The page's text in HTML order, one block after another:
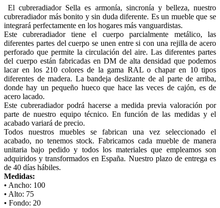
El cubreradiador Sella es armonía, sincronía y belleza, nuestro
cubreradiador más bonito y sin duda diferente. Es un mueble que se
integrará perfectamente en los hogares más vanguardistas.
Este cubreradiador tiene el cuerpo parcialmente metálico, las
diferentes partes del cuerpo se unen entre si con una rejilla de acero
perforado que permite la circulación del aire. Las diferentes partes
del cuerpo están fabricadas en DM de alta densidad que podemos
lacar en los 210 colores de la gama RAL o chapar en 10 tipos
diferentes de madera. La bandeja deslizante de al parte de arriba,
donde hay un pequeño hueco que hace las veces de cajón, es de
acero lacado.
Este cubreradiador podrá hacerse a medida previa valoración por
parte de nuestro equipo técnico. En función de las medidas y el
acabado variará de precio.
Todos nuestros muebles se fabrican una vez seleccionado el
acabado, no tenemos stock. Fabricamos cada mueble de manera
unitaria bajo pedido y todos los materiales que empleamos son
adquiridos y transformados en España. Nuestro plazo de entrega es
de 40 días hábiles.
Medidas:
• Ancho: 100
• Alto: 75
• Fondo: 20